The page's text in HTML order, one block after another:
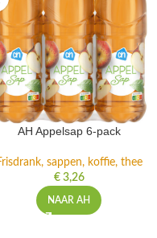
Frisdrank, sappen, koffie, thee
€ 3,26
NAAR AH